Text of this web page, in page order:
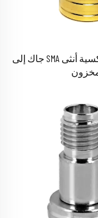
مصنع توريد مُحوِّل مغلف بالذهب قطبية عكسية أنثى SMA جاك إلى